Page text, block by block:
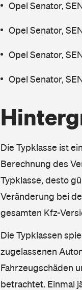
Opel Senator,
Opel Senator,
Opel Senator,
Opel Senator,
Die Typklasse ist
Berechnung des
Typklasse, desto
Veränderung bei
gesamten Kfz-
Die Typklassen
zugelassenen
Fahrzeugschäden
betrachtet. Einmal